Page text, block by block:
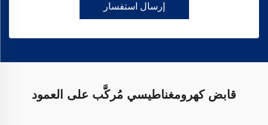
إرسال استفسار
قابض كهرومغناطيسي مُركَّب على العمود